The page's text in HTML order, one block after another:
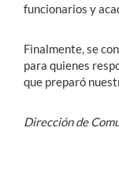
funcionarios y
Finalmente, se
para quienes
que preparó
Dirección de